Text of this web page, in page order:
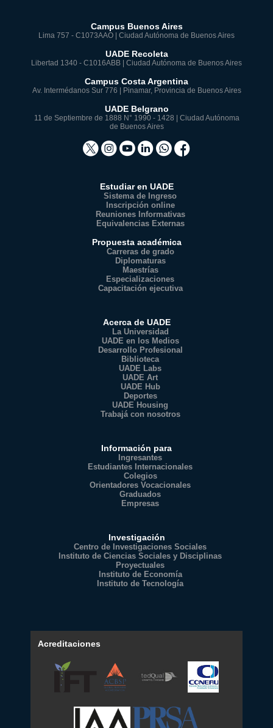
Campus Buenos Aires
Lima 757 - C1073AAO | Ciudad Autónoma de Buenos Aires
UADE Recoleta
Libertad 1340 - C1016ABB | Ciudad Autónoma de Buenos Aires
Campus Costa Argentina
Av. Intermédanos Sur 776 | Pinamar, Provincia de Buenos Aires
UADE Belgrano
11 de Septiembre de 1888 N° 1990 - 1428 | Ciudad Autónoma
de Buenos Aires
Estudiar en UADE
Sistema de Ingreso
Inscripción online
Reuniones Informativas
Equivalencias Externas
Propuesta académica
Carreras de grado
Diplomaturas
Maestrías
Especializaciones
Capacitación ejecutiva
Acerca de UADE
La Universidad
UADE en los Medios
Desarrollo Profesional
Biblioteca
UADE Labs
UADE Art
UADE Hub
Deportes
UADE Housing
Trabajá con nosotros
Información para
Ingresantes
Estudiantes Internacionales
Colegios
Orientadores Vocacionales
Graduados
Empresas
Investigación
Centro de Investigaciones Sociales
Instituto de Ciencias Sociales y Disciplinas
Proyectuales
Instituto de Economía
Instituto de Tecnología
Acreditaciones